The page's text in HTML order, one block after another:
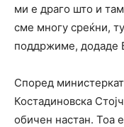
ми е драго што и
сме многу среќни,
поддржиме, додаде
Според
Костадиновска
обичен настан. Тоа